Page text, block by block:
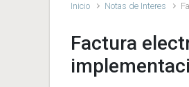
Inicio Notas de Interes
Factura